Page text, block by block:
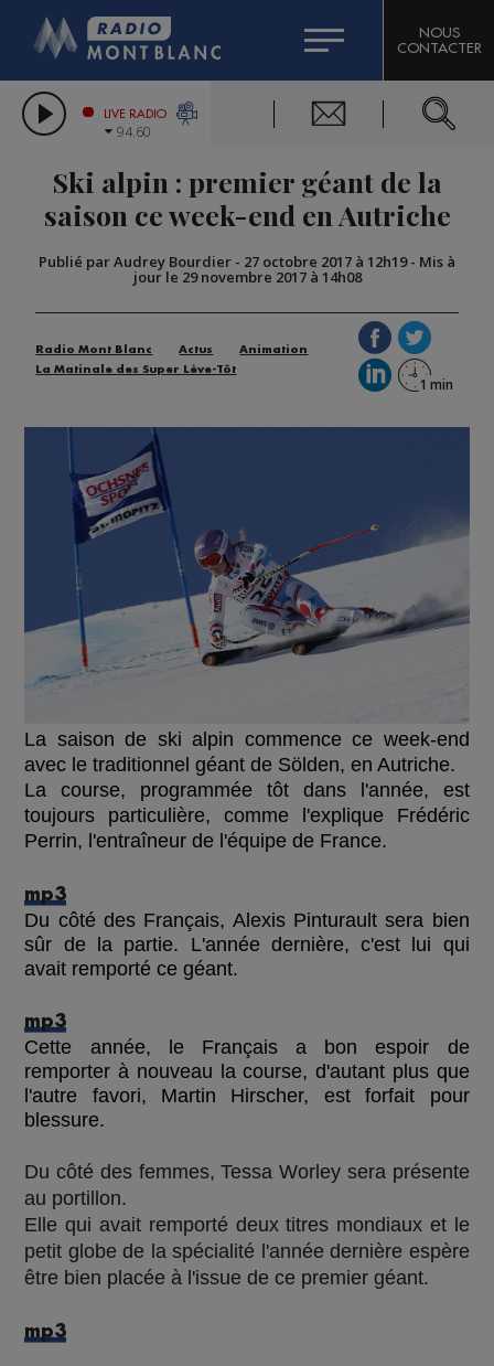
LES CHRONIQUES DE L'EXPERT
CITIZEN MACHINERY
GRAND MASSIF DOMAINES SKIABLES
BIGARD
COMPAGNIE DU MONT-BLANC
NOUS
CONTACTER
LIVE RADIO
94.60
Ski alpin : premier géant de la
saison ce week-end en Autriche
Publié par Audrey Bourdier - 27 octobre 2017 à 12h19- Mis à
jour le 29 novembre 2017 à 14h08
Radio Mont Blanc Actus
Animation
La Matinale des Super Lève-Tôt
La saison de ski alpin commence ce week-end
avec le traditionnel géant de Sölden, en Autriche.
La course, programmée tôt dans l'année, est
toujours particulière, comme l'explique Frédéric
Perrin, l'entraîneur de l'équipe de France.
mp3
Du côté des Français, Alexis Pinturault sera bien
sûr de la partie. L'année dernière, c'est lui qui
avait remporté ce géant.
mp3
Cette année, le Français a bon espoir de
remporter à nouveau la course, d'autant plus que
l'autre favori, Martin Hirscher, est forfait pour
blessure.
Du côté des femmes, Tessa Worley sera présente
au portillon.
Elle qui avait remporté deux titres mondiaux et le
petit globe de la spécialité l'année dernière espère
être bien placée à l'issue de ce premier géant.
mp3